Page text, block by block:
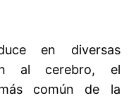
en diversas
al cerebro, el
común de la